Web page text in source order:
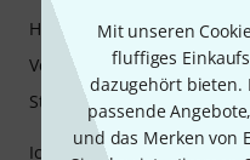
Mit unseren
fluffiges
dazugehört bieten.
passende
und das Merken von
Ich wollte unbedingt einen
Handling
Verarbeitung
Stabilität